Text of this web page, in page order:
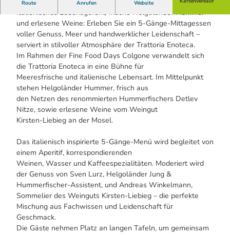
Route Anrufen Website
Genießen Sie im Rahmen der Fine Food Days Cologne
Italienisches Lebensgefühl, frische Helgoländer Hummer
und erlesene Weine: Erleben Sie ein 5-Gänge-Mittagessen
voller Genuss, Meer und handwerklicher Leidenschaft –
serviert in stilvoller Atmosphäre der Trattoria Enoteca.
Im Rahmen der Fine Food Days Colgone verwandelt sich
die Trattoria Enoteca in eine Bühne für
Meeresfrische und italienische Lebensart. Im Mittelpunkt
stehen Helgoländer Hummer, frisch aus
den Netzen des renommierten Hummerfischers Detlev
Nitze, sowie erlesene Weine vom Weingut
Kirsten-Liebieg an der Mosel.
Das italienisch inspirierte 5-Gänge-Menü wird begleitet von
einem Aperitif, korrespondierenden
Weinen, Wasser und Kaffeespezialitäten. Moderiert wird
der Genuss von Sven Lurz, Helgoländer Jung &
Hummerfischer-Assistent, und Andreas Winkelmann,
Sommelier des Weinguts Kirsten-Liebieg – die perfekte
Mischung aus Fachwissen und Leidenschaft für
Geschmack.
Die Gäste nehmen Platz an langen Tafeln, um gemeinsam